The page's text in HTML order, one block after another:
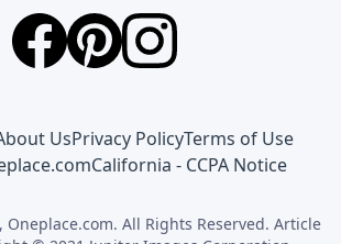
UsPrivacy PolicyTerms of Use
California - CCPA Notice
All Rights Reserved. Article